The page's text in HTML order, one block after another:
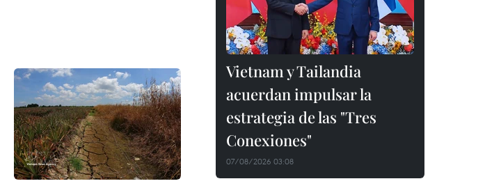
Vietnam y Tailandia
acuerdan impulsar la
estrategia de las "Tres
Conexiones"
07/08/2026 03:08